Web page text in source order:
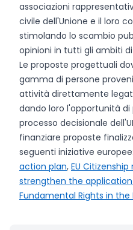
associazioni
civile dell'Unione e il loro
stimolando lo scambio
opinioni in tutti gli ambiti
Le proposte progettuali
gamma di persone
attività direttamente
dando loro l'opportunità
processo decisionale
finanziare proposte
seguenti iniziative europee:
action plan, EU
strengthen the
Fundamental Rights in the